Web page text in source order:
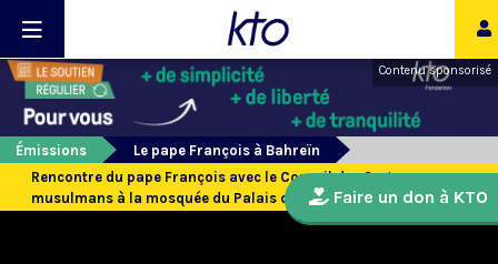
Contenu sponsorisé
Émissions
Le pape François à Bahreïn
Rencontre du pape François avec le Conseil des Sages
musulmans à la mosquée du Palais d’Al-SakhirFaire un don à KTO